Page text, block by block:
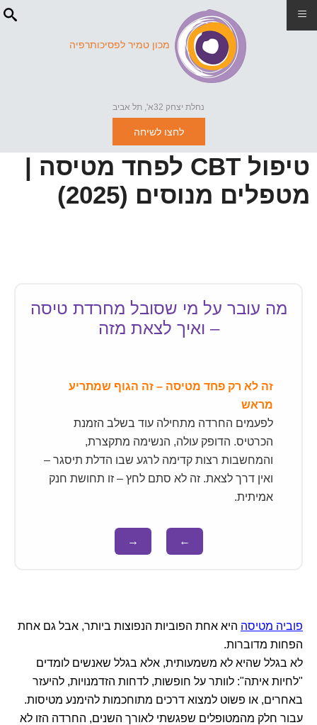
מכון טמיר לפסיכותרפיה
נחלת יצחק 32א', תל אביב
לחצו לשיחה
טיפול CBT לפחד מטיסה |
מטפלים מנוסים (2025)
מה עובר על מי שסובל מחרדת טיסה
– ואיך לצאת מזה
זה לא רק פחד מטיסה – זה הגוף שמתריע
מראש
לפעמים החרדה מתחילה עוד בשלב הזמנת
הכרטיס. הדופק עולה, הנשימה מתקצרת,
והמחשבות רצות קדימה לרגע שבו הדלת תיסגר –
ואין דרך לצאת. זה לא סתם לחץ – זו תחושת חנק
אמיתית.
←
→
פוביה מטיסה היא אחת הפוביות הנפוצות ביותר, אבל גם אחת
הפחות מדוברות.
לא בגלל שהיא לא משמעותית, אלא בגלל שאנשים לומדים
"לחיות איתה": לוותר על חופשות, לדחות הזדמנויות, להיעזר
באחרים, או פשוט למצוא דרכים מתוחכמות להימנע מטיסות.
עבור חלק מהמטופלים שפגשתי לאורך השנים, החרדה הזו לא
≡